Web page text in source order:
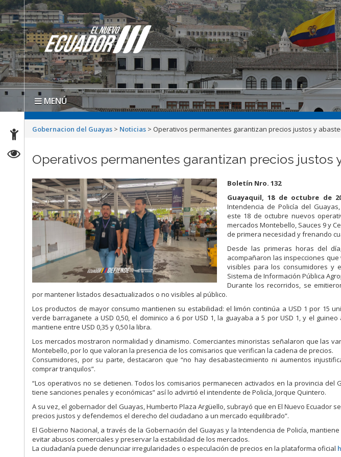
MENÚ
Gobernacion del Guayas > Noticias > Operativos permanentes garantizan precios justos y
Operativos permanentes garantizan precios
Boletín Nro. 132
Guayaquil, 18 de octubre de
Intendencia de Policía del
este 18 de octubre nuevos
mercados Montebello, Sauces 9 y
de primera necesidad y frenando
Desde las primeras horas del
acompañaron las inspecciones
visibles para los consumidores y
Sistema de Información Pública
Durante los recorridos, se
por mantener listados desactualizados o no visibles al público.
Los productos de mayor consumo mantienen su estabilidad: el limón continúa a USD 1 por 15
verde barraganete a USD 0,50, el dominico a 6 por USD 1, la guayaba a 5 por USD 1, y el
mantiene entre USD 0,35 y 0,50 la libra.
Los mercados mostraron normalidad y dinamismo. Comerciantes minoristas señalaron que las
Montebello, por lo que valoran la presencia de los comisarios que verifican la cadena de precios.
Consumidores, por su parte, destacaron que “no hay desabastecimiento ni aumentos
comprar tranquilos”.
“Los operativos no se detienen. Todos los comisarios permanecen activados en la provincia del
tiene sanciones penales y económicas” así lo advirtió el intendente de Policía, Jorque Quintero.
A su vez, el gobernador del Guayas, Humberto Plaza Argüello, subrayó que en El Nuevo Ecuador
precios justos y defendemos el derecho del ciudadano a un mercado equilibrado”.
El Gobierno Nacional, a través de la Gobernación del Guayas y la Intendencia de Policía,
evitar abusos comerciales y preservar la estabilidad de los mercados.
La ciudadanía puede denunciar irregularidades o especulación de precios en la plataforma oficial